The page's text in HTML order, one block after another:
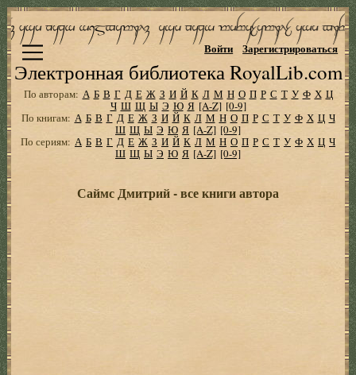
Электронная библиотека RoyalLib.com
Войти Зарегистрироваться
По авторам: А Б В Г Д Е Ж З И Й К Л М Н О П Р С Т У Ф Х Ц
Ч Ш Щ Ы Э Ю Я [A-Z] [0-9]
По книгам: А Б В Г Д Е Ж З И Й К Л М Н О П Р С Т У Ф Х Ц Ч
Ш Щ Ы Э Ю Я [A-Z] [0-9]
По сериям: А Б В Г Д Е Ж З И Й К Л М Н О П Р С Т У Ф Х Ц Ч
Ш Щ Ы Э Ю Я [A-Z] [0-9]
Саймс Дмитрий - все книги автора